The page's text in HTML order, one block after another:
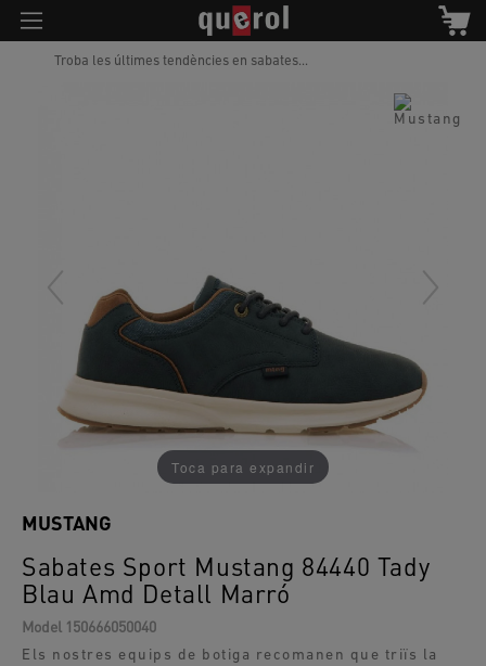
Troba les últimes tendències en sabates...
Toca para expandir
Sabates Sport Mustang 84440 Tady
Blau Amd Detall Marró
MUSTANG
Model 150666050040
Els nostres equips de botiga recomanen que triïs la